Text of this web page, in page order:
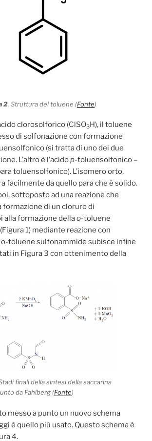
2. Struttura del toluene (Fonte)
clorosolforico (ClSO3H), il toluene
di solfonazione con formazione
(si tratta di uno dei due
L’altro è l’acidop-toluensolfonico –
toluensolfonico). L’isomero orto,
facilmente da quello para che è solido.
sottoposto ad una reazione che
formazione di un cloruro di
alla formazione dellao-toluene
1) mediante reazione con
o-toluene sulfonammide subisce infine
in Figura 3 con ottenimento della
finali della sintesi della saccarina
da Fahlberg (Fonte)
messo a punto un nuovo schema
è quello più usato. Questo schema è
4.